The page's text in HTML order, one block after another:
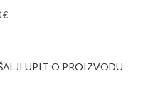
€
UPIT O PROIZVODU